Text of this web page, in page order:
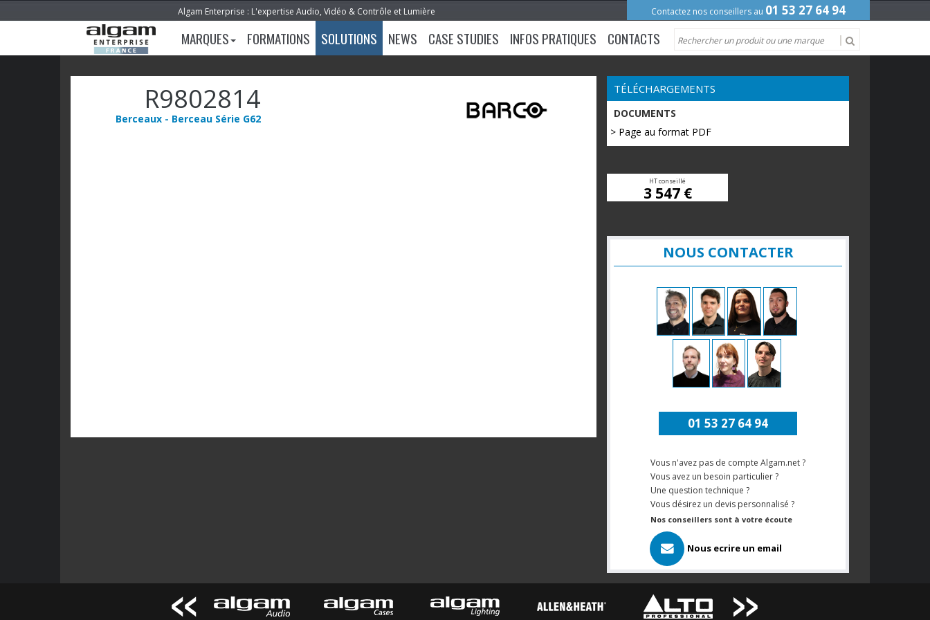
Algam Enterprise : L'expertise Audio, Vidéo & Contrôle et Lumière Contactez nos conseillers au 01 53 27 64 94
MARQUES FORMATIONS SOLUTIONS NEWS CASE STUDIES INFOS PRATIQUES CONTACTS
R9802814
Berceaux - Berceau Série G62
TÉLÉCHARGEMENTS
DOCUMENTS
> Page au format PDF
HT conseillé
3 547 €
NOUS CONTACTER
01 53 27 64 94
Vous n'avez pas de compte Algam.net ?
Vous avez un besoin particulier ?
Une question technique ?
Vous désirez un devis personnalisé ?
Nos conseillers sont à votre écoute
Nous ecrire un email